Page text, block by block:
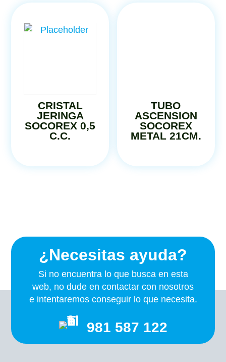
CRISTAL
JERINGA
SOCOREX 0,5
C.C.
TUBO
ASCENSION
SOCOREX
METAL 21CM.
¿Necesitas ayuda?
Si no encuentra lo que busca en esta
web, no dude en contactar con nosotros
e intentaremos conseguir lo que necesita.
981 587 122